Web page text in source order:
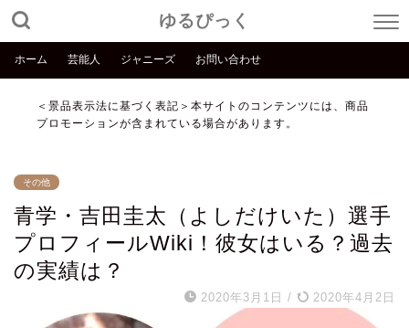
ゆるぴっく
ホーム 芸能人 ジャニーズ お問い合わせ
＜景品表示法に基づく表記＞本サイトのコンテンツには、商品
プロモーションが含まれている場合があります。
その他
青学・吉田圭太（よしだけいた）選手
プロフィールWiki！彼女はいる？過去
の実績は？
2020年3月1日 / 2020年4月2日